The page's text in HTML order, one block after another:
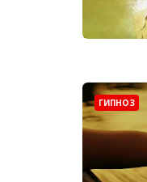
ГИПНОЗ